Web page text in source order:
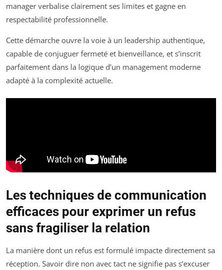
manager verbalise clairement ses limites et gagne en
respectabilité professionnelle.
Cette démarche ouvre la voie à un leadership authentique,
capable de conjuguer fermeté et bienveillance, et s’inscrit
parfaitement dans la logique d’un management moderne
adapté à la complexité actuelle.
Les techniques de communication
efficaces pour exprimer un refus
sans fragiliser la relation
La manière dont un refus est formulé impacte directement sa
réception. Savoir dire non avec tact ne signifie pas s’excuser